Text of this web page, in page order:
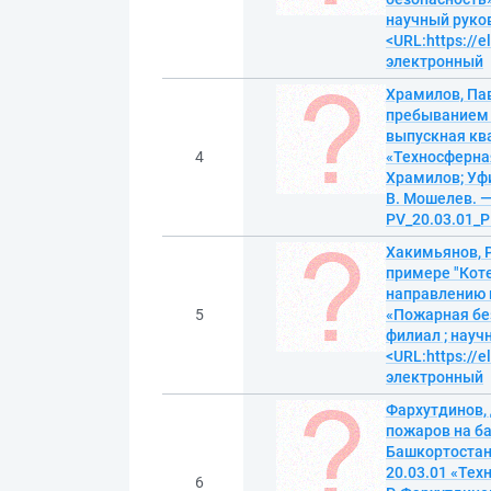
научный
<URL:https://
электронный
4
Храмилов,
пребыванием
выпускная
Храмилов;
В. Мошелев.
5
Хакимьянов,
примере
направлению
«Пожарная
филиал ;
<URL:https://
электронный
6
пожаров на
20.03.01